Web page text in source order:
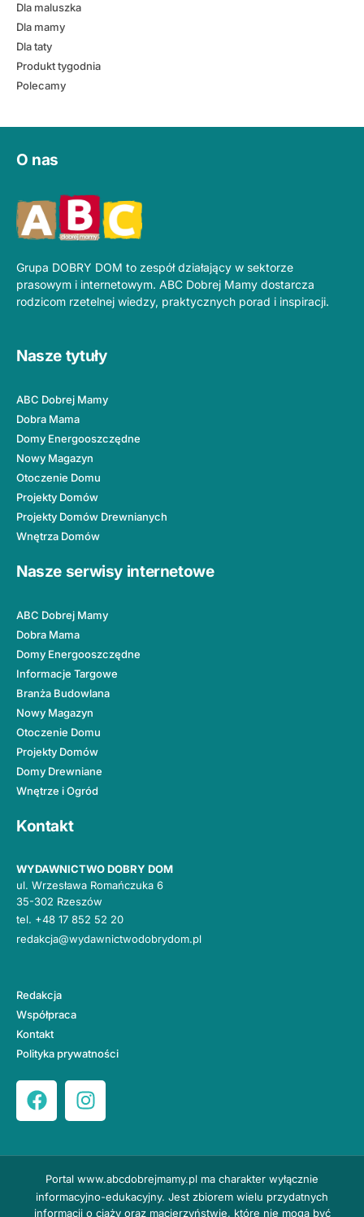
Dla maluszka
Dla mamy
Dla taty
Produkt tygodnia
Polecamy
O nas
Grupa DOBRY DOM to zespół działający w sektorze
prasowym i internetowym. ABC Dobrej Mamy dostarcza
rodzicom rzetelnej wiedzy, praktycznych porad i inspiracji.
Nasze tytuły
ABC Dobrej Mamy
Dobra Mama
Domy Energooszczędne
Nowy Magazyn
Otoczenie Domu
Projekty Domów
Projekty Domów Drewnianych
Wnętrza Domów
Nasze serwisy internetowe
ABC Dobrej Mamy
Dobra Mama
Domy Energooszczędne
Informacje Targowe
Branża Budowlana
Nowy Magazyn
Otoczenie Domu
Projekty Domów
Domy Drewniane
Wnętrze i Ogród
Kontakt
WYDAWNICTWO DOBRY DOM
ul. Wrzesława Romańczuka 6
35-302 Rzeszów
tel. +48 17 852 52 20
redakcja@wydawnictwodobrydom.pl
Redakcja
Współpraca
Kontakt
Polityka prywatności
Portal www.abcdobrejmamy.pl ma charakter wyłącznie
informacyjno-edukacyjny. Jest zbiorem wielu przydatnych
informacji o ciąży oraz macierzyństwie, które nie mogą być